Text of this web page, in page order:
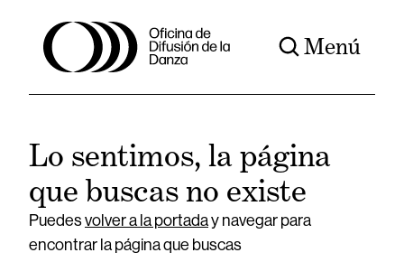
Menú
Lo sentimos, la página
que buscas no existe
Puedesvolver a la portaday navegar para
encontrar la página que buscas